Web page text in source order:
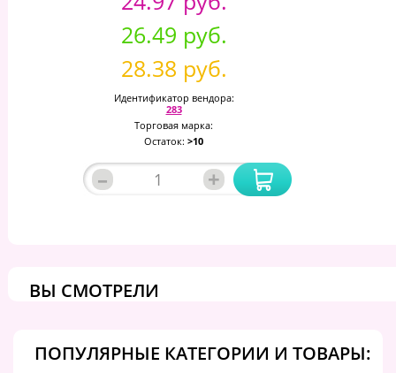
26.49 руб.
28.38 руб.
Идентификатор вендора:
283
Торговая марка:
Остаток: >10
– +
ВЫ СМОТРЕЛИ
ПОПУЛЯРНЫЕ КАТЕГОРИИ И ТОВАРЫ: